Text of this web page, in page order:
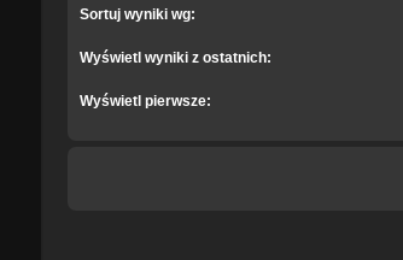
Sortuj wyniki wg:
Wyświetl wyniki z ostatnich:
Wyświetl pierwsze: